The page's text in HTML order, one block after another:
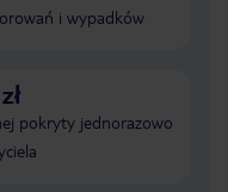
i wypadków
pokryty jednorazowo